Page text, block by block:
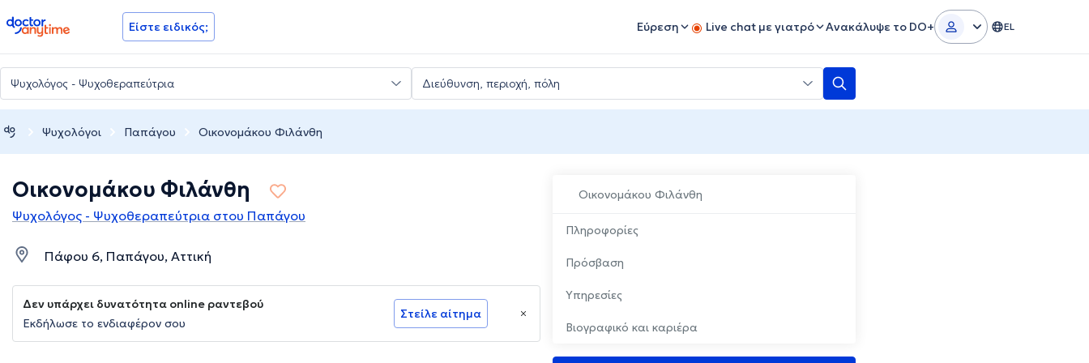
doctoranytime Είστε ειδικός; Εύρεση Live chat με γιατρό Ανακάλυψε το DO+ EL
Ψυχολόγοι Παπάγου Οικονομάκου Φιλάνθη
Οικονομάκου Φιλάνθη
Πληροφορίες
Πρόσβαση
Υπηρεσίες
Βιογραφικό και καριέρα
Οικονομάκου Φιλάνθη
Ψυχολόγος - Ψυχοθεραπεύτρια στου Παπάγου
Πάφου 6, Παπάγου, Αττική
Δεν υπάρχει δυνατότητα online ραντεβού
Εκδήλωσε το ενδιαφέρον σου
Στείλε αίτημα